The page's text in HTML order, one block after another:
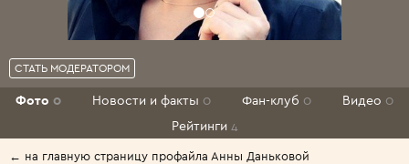
СТАТЬ МОДЕРАТОРОМ
Фото 0 Новости и факты 0 Фан-клуб 0 Видео 0
Рейтинги 4
← на главную страницу профайла Анны Даньковой